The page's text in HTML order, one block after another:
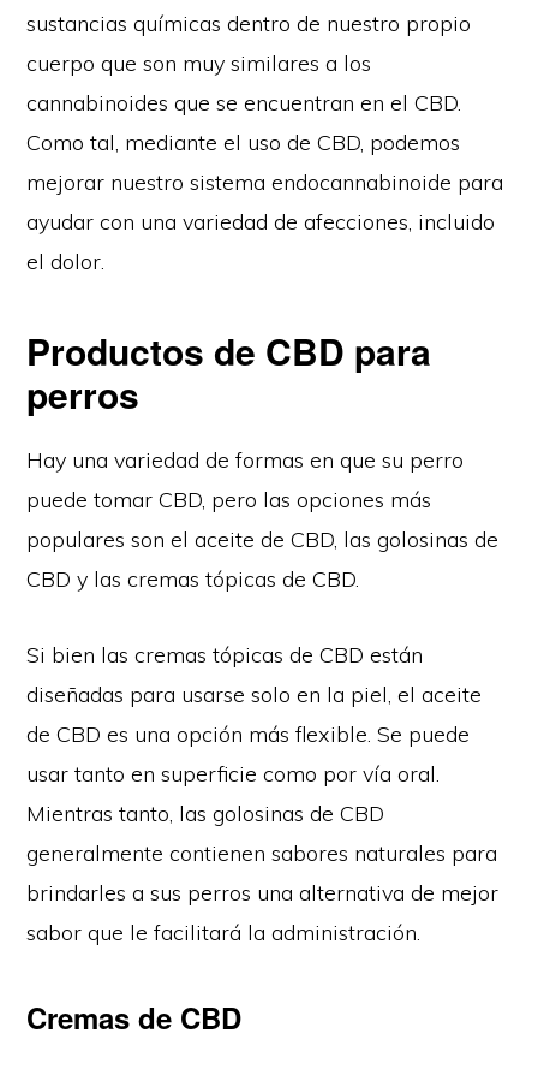
sustancias químicas dentro de nuestro propio
cuerpo que son muy similares a los
cannabinoides que se encuentran en el CBD.
Como tal, mediante el uso de CBD, podemos
mejorar nuestro sistema endocannabinoide para
ayudar con una variedad de afecciones, incluido
el dolor.
Productos de CBD para
perros
Hay una variedad de formas en que su perro
puede tomar CBD, pero las opciones más
populares son el aceite de CBD, las golosinas de
CBD y las cremas tópicas de CBD.
Si bien las cremas tópicas de CBD están
diseñadas para usarse solo en la piel, el aceite
de CBD es una opción más flexible. Se puede
usar tanto en superficie como por vía oral.
Mientras tanto, las golosinas de CBD
generalmente contienen sabores naturales para
brindarles a sus perros una alternativa de mejor
sabor que le facilitará la administración.
Cremas de CBD